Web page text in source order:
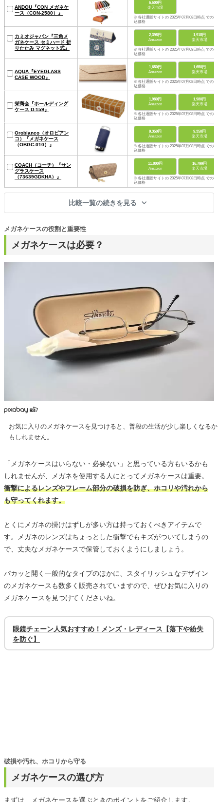
ANDOU『CON メガネケ
ース（CON-2580）』
6,600円
楽天市場
※各社通販サイトの 2025年07月08日時点 での税
込価格
カミオジャパン『三角メ
ガネケース セミハード 折
りたたみ マグネット式』
2,398円
Amazon
1,918円
楽天市場
※各社通販サイトの 2025年07月08日時点 での税
込価格
AQUA『EYEGLASS
CASE WOOD』
1,650円
Amazon
1,650円
楽天市場
※各社通販サイトの 2025年07月08日時点 での税
込価格
栄商会『ホールディング
ケース D-159』
1,980円
Amazon
1,980円
楽天市場
※各社通販サイトの 2025年07月08日時点 での税
込価格
Orobianco（オロビアン
コ）『メガネケース
（OBGC-010）』
9,350円
Amazon
9,350円
楽天市場
※各社通販サイトの 2025年07月08日時点 での税
込価格
COACH（コーチ）『サン
グラスケース
（73639GDKHA）』
11,800円
Amazon
16,799円
楽天市場
※各社通販サイトの 2025年07月08日時点 での税
込価格
比較一覧の続きを見る
メガネケースは必要？
メガネケースの役割と重要性
お気に入りのメガネケースを見つけると、普段の生活が少し楽しくなるか
もしれません。
「メガネケースはいらない・必要ない」と思っている方もいるかも
しれませんが、メガネを使用する人にとってメガネケースは重要。
衝撃によるレンズやフレーム部分の破損を防ぎ、ホコリや汚れから
も守ってくれます。
とくにメガネの掛けはずしが多い方は持っておくべきアイテムで
す。メガネのレンズはちょっとした衝撃でもキズがついてしまうの
で、丈夫なメガネケースで保管しておくようにしましょう。
パカッと開く一般的なタイプのほかに、スタイリッシュなデザイン
のメガネケースも数多く販売されていますので、ぜひお気に入りの
メガネケースを見つけてくださいね。
眼鏡チェーン人気おすすめ！メンズ・レディース【落下や紛失
を防ぐ】
メガネケースの選び方
破損や汚れ、ホコリから守る
まずは、メガネケースを選ぶときのポイントをご紹介します。